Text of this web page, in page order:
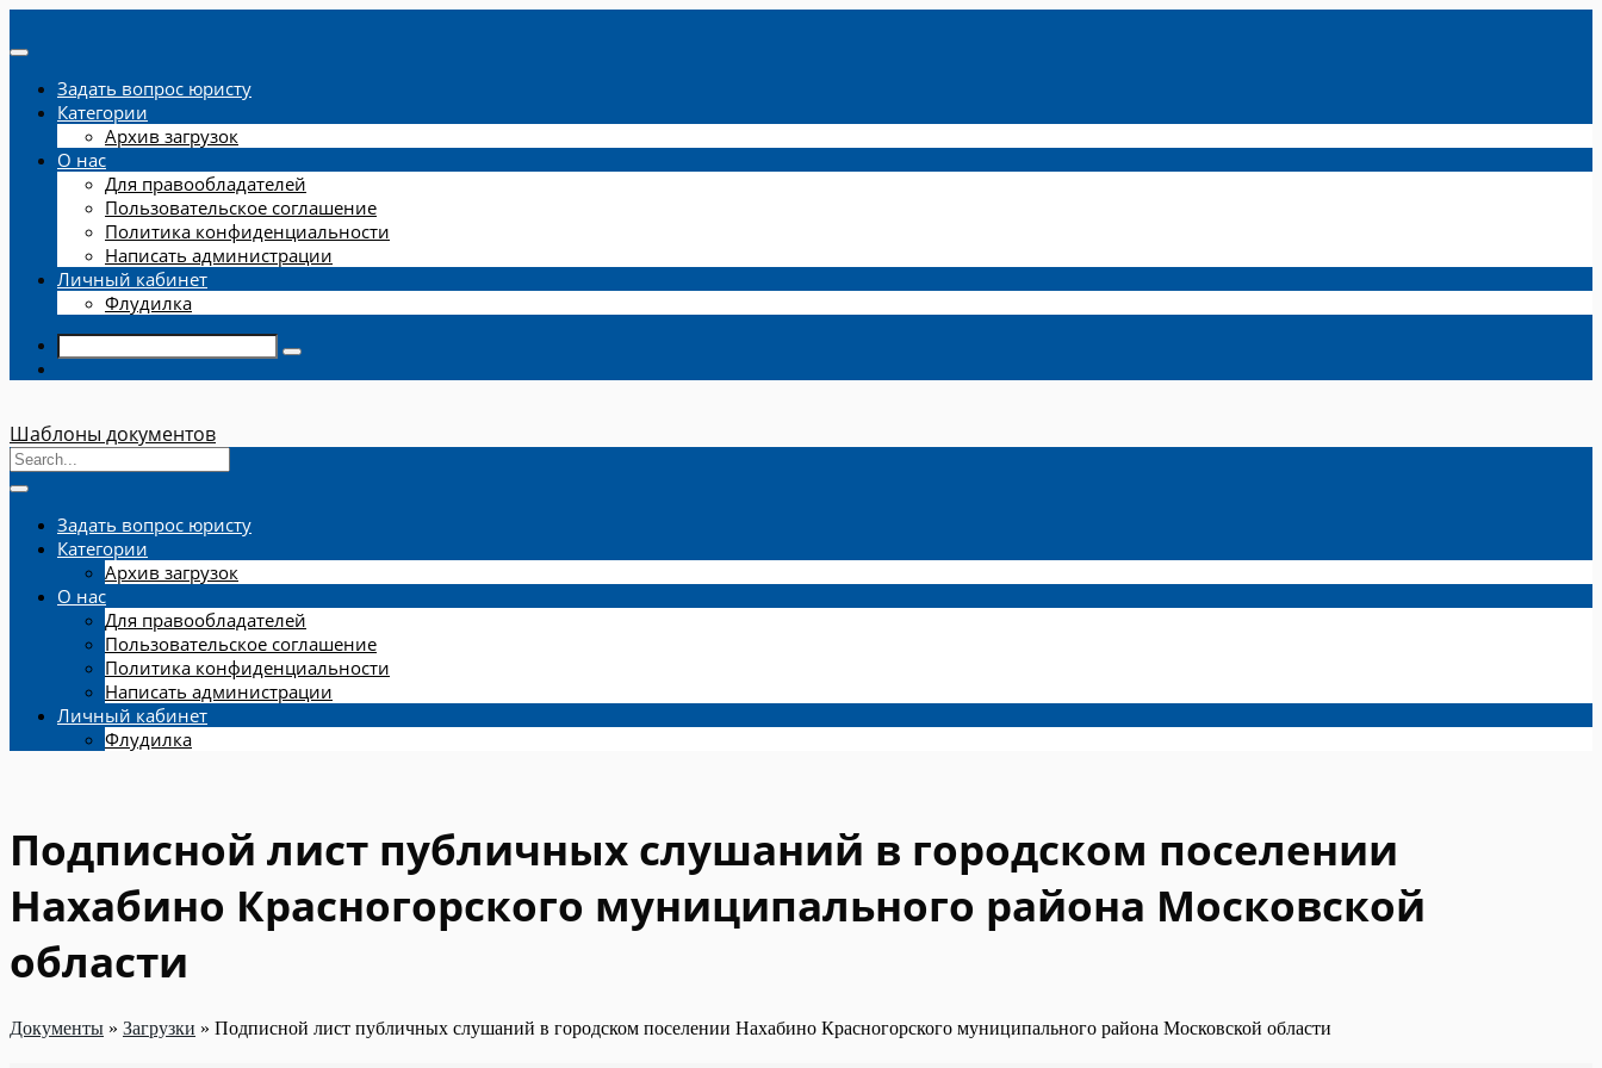
Задать вопрос юристу
Категории
Архив загрузок
О нас
Для правообладателей
Пользовательское соглашение
Политика конфиденциальности
Написать администрации
Личный кабинет
Флудилка
Шаблоны документов
Задать вопрос юристу
Категории
Архив загрузок
О нас
Для правообладателей
Пользовательское соглашение
Политика конфиденциальности
Написать администрации
Личный кабинет
Флудилка
Подписной лист публичных слушаний в городском поселении
Нахабино Красногорского муниципального района Московской
области
Документы » Загрузки » Подписной лист публичных слушаний в городском поселении Нахабино Красногорского муниципального района Московской области